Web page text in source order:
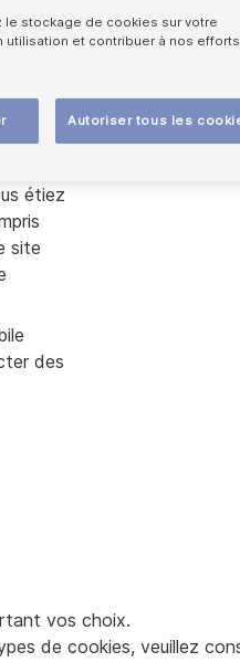
nos sites
Le
étiez
site
des
vos choix.
de cookies, veuillez
le stockage de cookies sur votre
utilisation et contribuer à nos
Autoriser tous les